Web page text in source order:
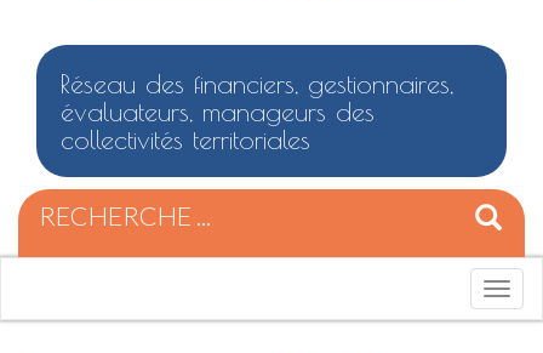
Réseau des financiers, gestionnaires,
évaluateurs, manageurs des
collectivités territoriales
c
r
T
o